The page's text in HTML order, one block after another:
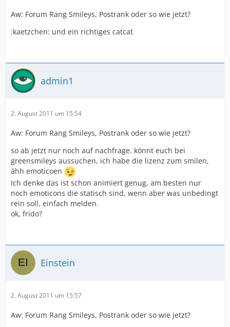
Aw: Forum Rang Smileys, Postrank oder so wie jetzt?
:kaetzchen: und ein richtiges catcat
admin1
2. August 2011 um 15:54
Aw: Forum Rang Smileys, Postrank oder so wie jetzt?
so ab jetzt nur noch auf nachfrage. könnt euch bei
greensmileys aussuchen, ich habe die lizenz zum smilen,
ähh emoticoen
Ich denke das ist schon animiert genug, am besten nur
noch emoticons die statisch sind, wenn aber was unbedingt
rein soll, einfach melden.
ok, frido?
Einstein
2. August 2011 um 15:57
Aw: Forum Rang Smileys, Postrank oder so wie jetzt?